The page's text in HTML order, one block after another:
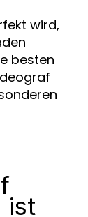
wird,
besten
ist